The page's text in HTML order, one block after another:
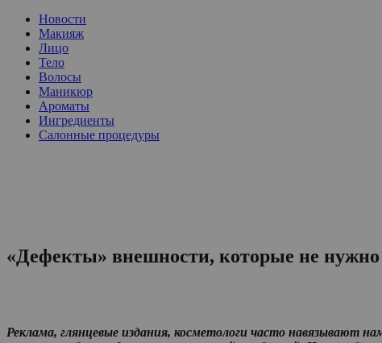
Новости
Макияж
Лицо
Тело
Волосы
Маникюр
Ароматы
Ингредиенты
Салонные процедуры
«Дефекты» внешности, которые не нужно
Реклама, глянцевые издания, косметологи часто навязывают